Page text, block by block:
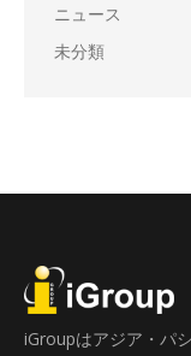
ニュース
未分類
iGroupはアジア・パ